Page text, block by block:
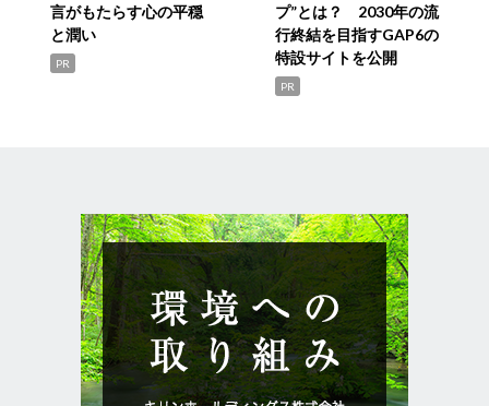
言がもたらす心の平穏
と潤い
PR
プ”とは？ 2030年の流
行終結を目指すGAP6の
特設サイトを公開
PR